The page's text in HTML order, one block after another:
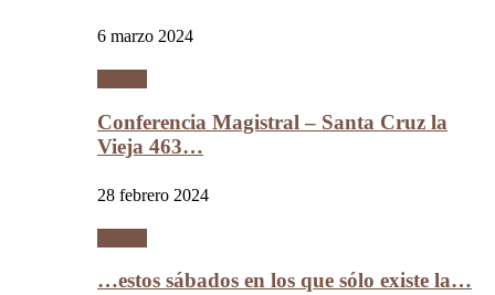
6 marzo 2024
Conferencia Magistral – Santa Cruz la
Vieja 463…
28 febrero 2024
…estos sábados en los que sólo existe la…